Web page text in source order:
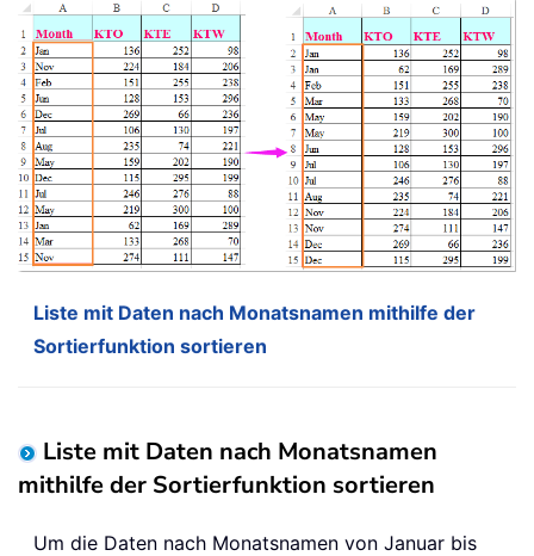
Liste mit Daten nach Monatsnamen mithilfe der
Sortierfunktion sortieren
Liste mit Daten nach Monatsnamen
mithilfe der Sortierfunktion sortieren
Um die Daten nach Monatsnamen von Januar bis